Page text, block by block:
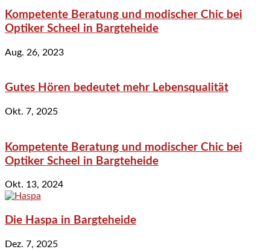
Kompetente Beratung und modischer Chic bei
Optiker Scheel in Bargteheide
Aug. 26, 2023
Gutes Hören bedeutet mehr Lebensqualität
Okt. 7, 2025
Kompetente Beratung und modischer Chic bei
Optiker Scheel in Bargteheide
Okt. 13, 2024
Die Haspa in Bargteheide
Dez. 7, 2025